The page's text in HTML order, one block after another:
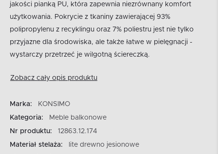
jakości pianką PU, która zapewnia niezrównany komfort
użytkowania. Pokrycie z tkaniny zawierającej 93%
polipropylenu z recyklingu oraz 7% poliestru jest nie tylko
przyjazne dla środowiska, ale także łatwe w pielęgnacji -
wystarczy przetrzeć je wilgotną ściereczką.
Zobacz cały opis produktu
Marka:
KONSIMO
Kategoria:
Meble balkonowe
Nr produktu:
12863.12.174
Materiał stelaża:
lite drewno jesionowe